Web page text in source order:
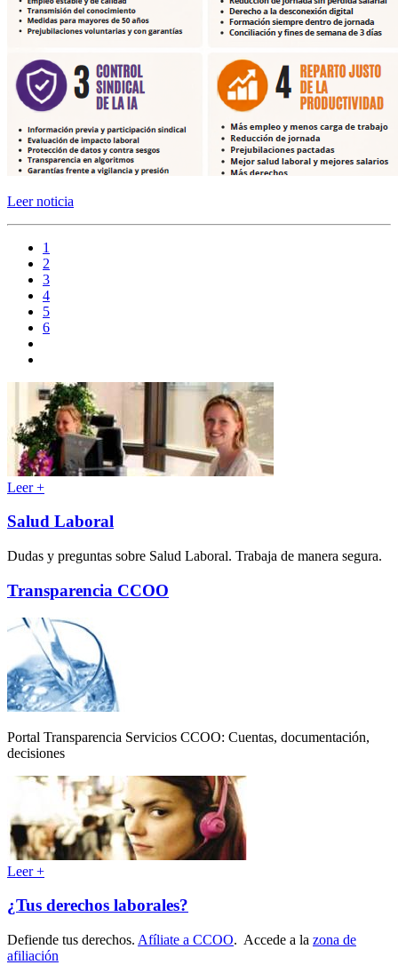
Leer noticia
1
2
3
4
5
6
Leer +
Salud Laboral
Dudas y preguntas sobre Salud Laboral. Trabaja de manera segura.
Transparencia CCOO
Portal Transparencia Servicios CCOO: Cuentas, documentación,
decisiones
Leer +
¿Tus derechos laborales?
Defiende tus derechos. Afíliate a CCOO. Accede a la zona de
afiliación